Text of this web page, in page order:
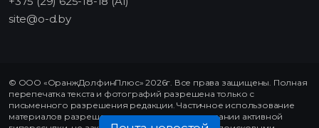
site@o-d.by
© ООО «ОранжДолфинПлюс» 2026г. Все права защищены. Полная
перепечатка текста и фотографий разрешена только с
письменного разрешения редакции. Частичное использование
материалов разрешено только при использовании активной